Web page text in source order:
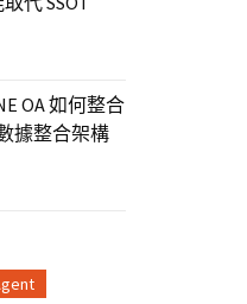
OA 如何整合
據整合架構